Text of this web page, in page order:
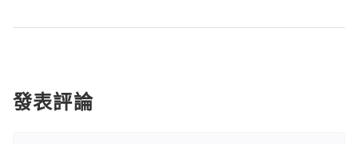
發表評論